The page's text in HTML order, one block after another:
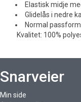
Elastisk midje
Glidelås i nedre
Normal passform
Kvalitet: 100%
Snarveier
Min side